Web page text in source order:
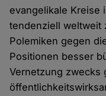
evangelikale Kreise
tendenziell weltweit
Polemiken gegen
Positionen besser
Vernetzung zwecks